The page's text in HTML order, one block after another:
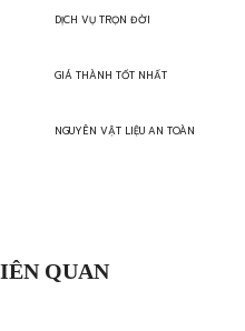
DỊCH VỤ TRỌN ĐỜI
GIÁ THÀNH TỐT NHẤT
NGUYÊN VẬT LIỆU AN TOÀN
QUAN